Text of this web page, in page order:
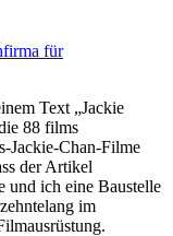
Text „Jackie
88 films
Jackie-Chan-Filme
der Artikel
und ich eine Baustelle
im